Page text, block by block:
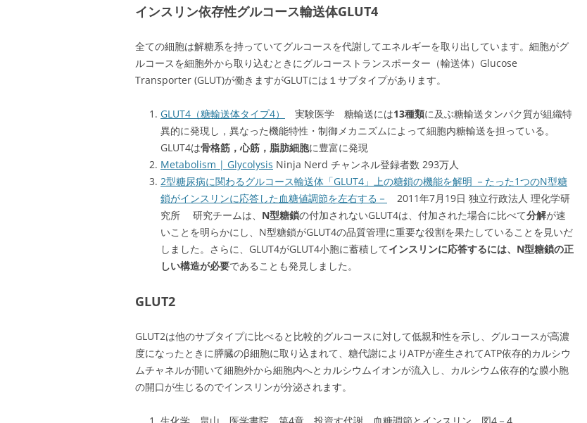
インスリン依存性グルコース輸送体GLUT4
全ての細胞は解糖系を持っていてグルコースを代謝してエネルギーを取り出しています。細胞がグ
ルコースを細胞外から取り込むときにグルコーストランスポーター（輸送体）Glucose
Transporter (GLUT)が働きますがGLUTには１サブタイプがあります。
GLUT4（糖輸送体タイプ4） 実験医学 糖輸送には13種類に及ぶ糖輸送タンパク質が組織特
異的に発現し，異なった機能特性・制御メカニズムによって細胞内糖輸送を担っている。
GLUT4は骨格筋，心筋，脂肪細胞に豊富に発現
Metabolism | Glycolysis Ninja Nerd チャンネル登録者数 293万人
2型糖尿病に関わるグルコース輸送体「GLUT4」上の糖鎖の機能を解明 －たった1つのN型糖
鎖がインスリンに応答した血糖値調節を左右する－
2011年7月19日 独立行政法人 理化学研
究所 研究チームは、 N型糖鎖の付加されないGLUT4は、付加された場合に比べて分解が速
いことを明らかにし、N型糖鎖がGLUT4の品質管理に重要な役割を果たしていることを見いだ
しました。さらに、GLUT4がGLUT4小胞に蓄積してインスリンに応答するには、N型糖鎖の正
しい構造が必要であることも発見しました。
GLUT2
GLUT2は他のサブタイプに比べると比較的グルコースに対して低親和性を示し、グルコースが高濃
度になったときに膵臓のβ細胞に取り込まれて、糖代謝によりATPが産生されてATP依存的カルシウ
ムチャネルが開いて細胞外から細胞内へとカルシウムイオンが流入し、カルシウム依存的な膜小胞
の開口が生じるのでインスリンが分泌されます。